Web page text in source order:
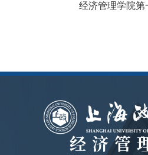
经济管理学院第
经济管